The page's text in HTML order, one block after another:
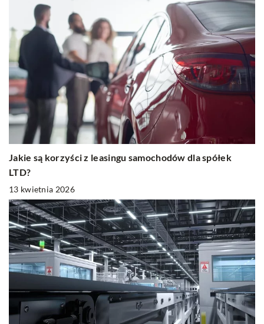
Jakie są korzyści z leasingu samochodów dla spółek
LTD?
13 kwietnia 2026